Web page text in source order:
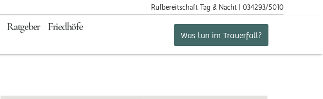
RufbereitschaftTag & Nacht | 034293/5010
Ratgeber
Friedhöfe
Was tun im Trauerfall?